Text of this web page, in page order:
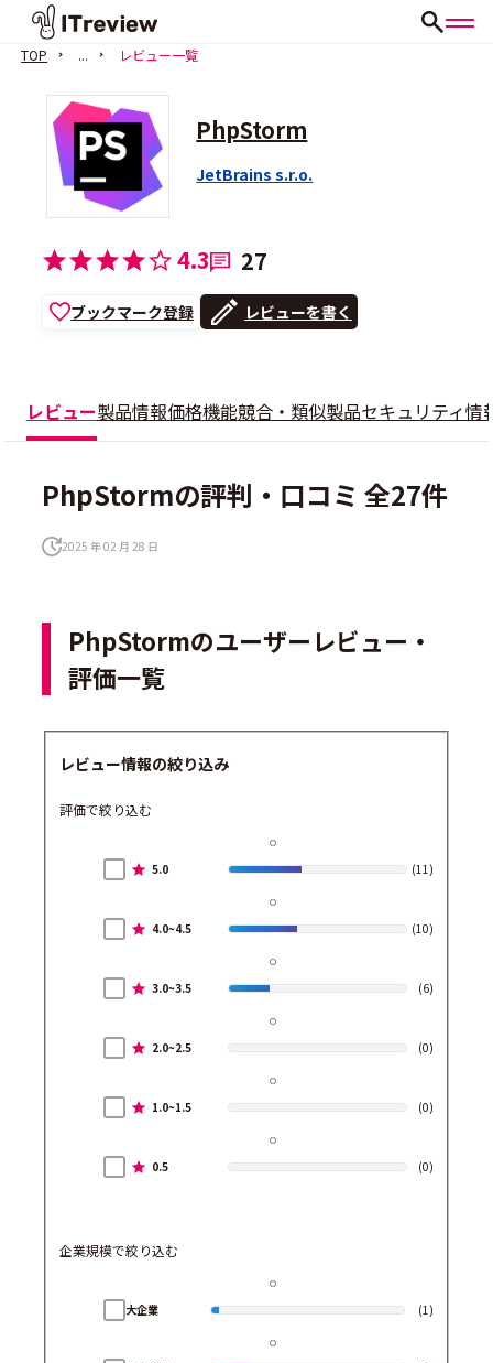
TOP ... レビュー一覧
PhpStorm
JetBrains s.r.o.
4.3 27
ブックマーク登録 レビューを書く
レビュー製品情報価格機能競合・類似製品セキュリティ情
PhpStormの評判・口コミ 全27件
2025 年 02 月 28 日
PhpStormのユーザーレビュー・
評価一覧
レビュー情報の絞り込み
評価で絞り込む
5.0 (11)
4.0~4.5 (10)
3.0~3.5 (6)
2.0~2.5 (0)
1.0~1.5 (0)
0.5 (0)
企業規模で絞り込む
大企業 (1)